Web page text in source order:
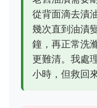
從背面滴去漬
幾次直到油漬
鐘，再正常洗
更難清。我處
小時，但救回來